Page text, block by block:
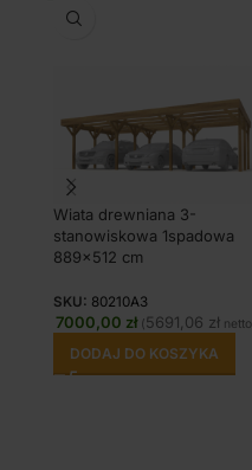
Wiata drewniana 3-
stanowiskowa 1spadowa
889×512 cm
SKU: 80210A3
7000,00 zł (5691,06 złnetto)
DODAJ DO KOSZYKA